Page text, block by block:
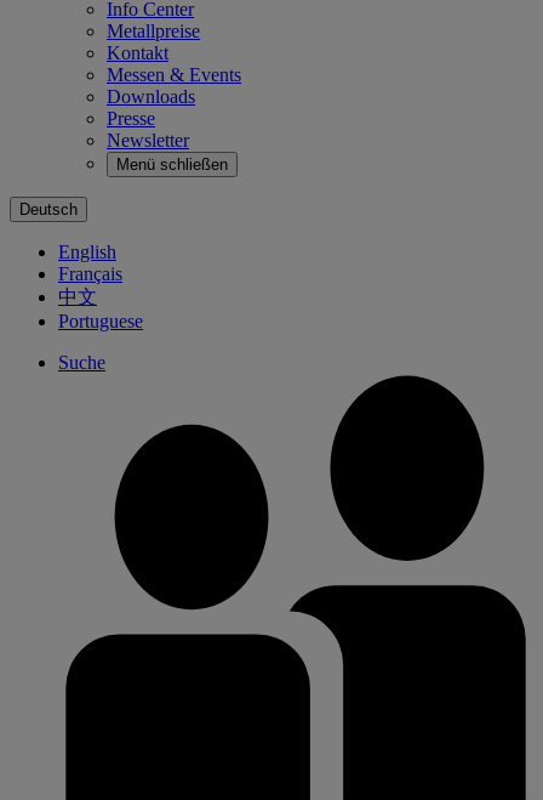
Info Center
Metallpreise
Kontakt
Messen & Events
Downloads
Presse
Newsletter
Menü schließen
Deutsch
English
Français
中文
Portuguese
Suche